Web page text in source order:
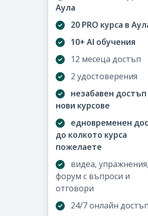
Аула
20 PRO курса в
10+ AI обучения
12 месеца достъп
2 удостоверения
незабавен
нови курсове
едновременен
до колкото курса
пожелаете
видеа, упражнения,
форум с въпроси и
отговори
24/7 онлайн достъп